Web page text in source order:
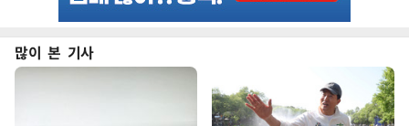
많이 본 기사